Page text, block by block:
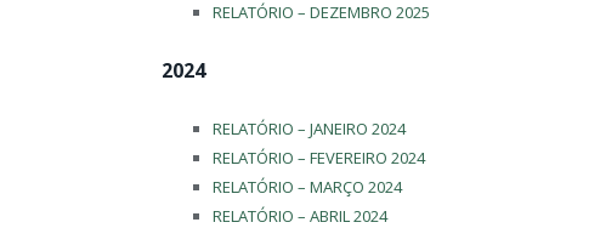
RELATÓRIO – DEZEMBRO 2025
2024
RELATÓRIO – JANEIRO 2024
RELATÓRIO – FEVEREIRO 2024
RELATÓRIO – MARÇO 2024
RELATÓRIO – ABRIL 2024